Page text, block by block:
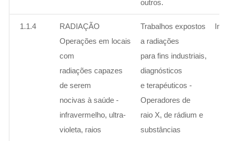
outros.
1.1.4
RADIAÇÃO
Operações em locais
com
radiações capazes
de serem
nocivas à saúde -
infravermelho, ultra-
violeta, raios
Trabalhos expostos
a radiações
para fins industriais,
diagnósticos
e terapéuticos -
Operadores de
raio X, de rádium e
substâncias